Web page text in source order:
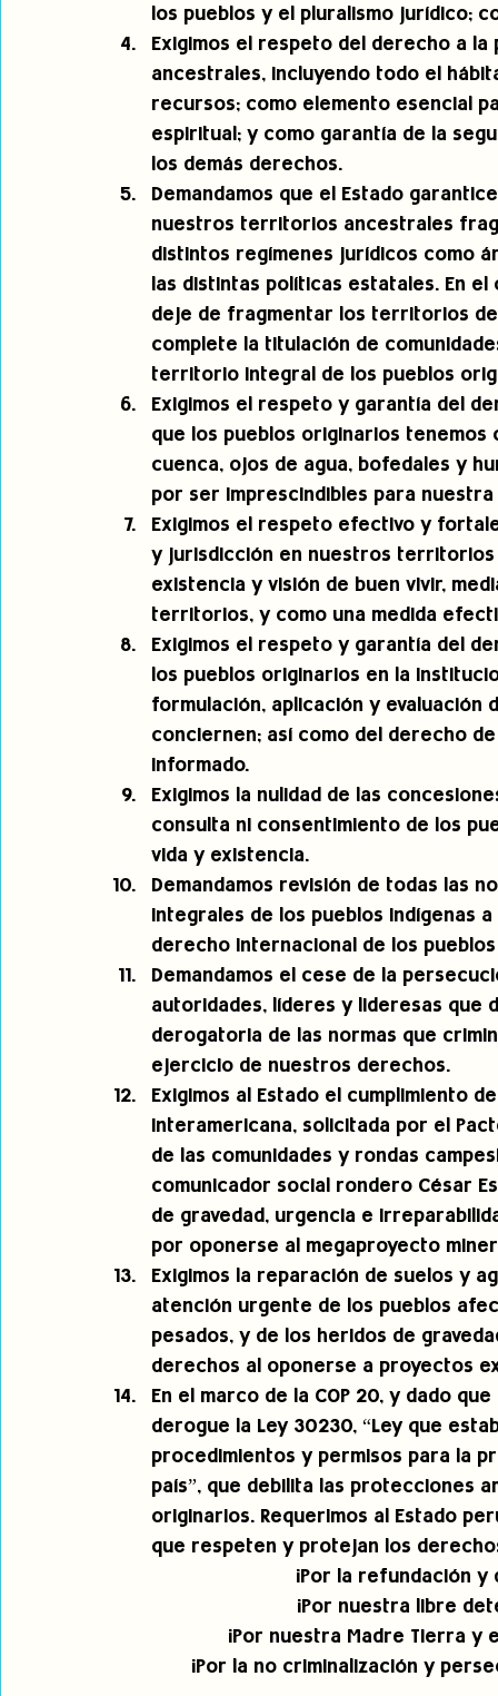
los pueblos y el pluralismo jurídico;
Exigimos el respeto del derecho a
ancestrales, incluyendo todo el
recursos; como elemento esencial
espiritual; y como garantía de la
los demás derechos.
Demandamos que el Estado
nuestros territorios ancestrales
distintos regímenes jurídicos como
las distintas políticas estatales. En el
deje de fragmentar los territorios
complete la titulación de
territorio integral de los pueblos
Exigimos el respeto y garantía del
que los pueblos originarios
cuenca, ojos de agua, bofedales y
por ser imprescindibles para
Exigimos el respeto efectivo y
y jurisdicción en nuestros
existencia y visión de buen vivir,
territorios, y como una medida
Exigimos el respeto y garantía del
los pueblos originarios en la
formulación, aplicación y evaluación
conciernen; así como del derecho
informado.
Exigimos la nulidad de las
consulta ni consentimiento de los
vida y existencia.
Demandamos revisión de todas las
integrales de los pueblos indígenas
derecho internacional de los pueblos
Demandamos el cese de la
autoridades, líderes y lideresas que
derogatoria de las normas que
ejercicio de nuestros derechos.
Exigimos al Estado el cumplimiento
Interamericana, solicitada por el
de las comunidades y rondas
comunicador social rondero César
de gravedad, urgencia e
por oponerse al megaproyecto
Exigimos la reparación de suelos y
atención urgente de los pueblos
pesados, y de los heridos de
derechos al oponerse a proyectos
En el marco de la COP 20, y dado
derogue la Ley 30230, “Ley que
procedimientos y permisos para la
país”, que debilita las protecciones
originarios. Requerimos al Estado
que respeten y protejan los
¡Por la refundación y
¡Por nuestra libre
¡Por nuestra Madre Tierra y
¡Por la no criminalización y